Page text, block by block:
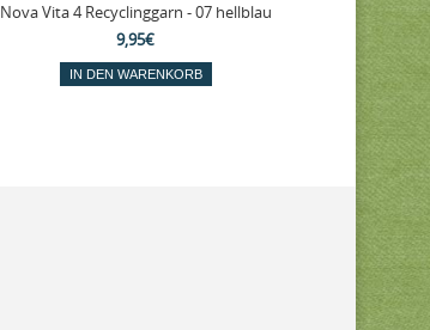
Nova Vita 4 Recyclinggarn - 07 hellblau
9,95€
IN DEN WARENKORB
Nova Vita